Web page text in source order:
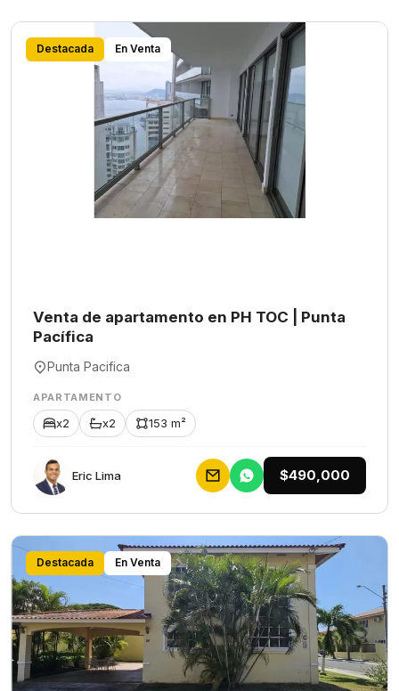
Destacada En Venta
Venta de apartamento en PH TOC | Punta
Pacífica
Punta Pacifica
APARTAMENTO
x2 x2 153 m²
Eric Lima $490,000
Destacada En Venta